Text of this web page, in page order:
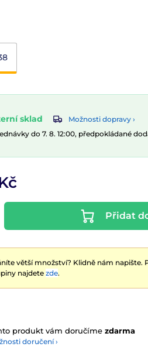
sklad
Možnosti dopravy ›
do 7. 8. 12:00, předpokládané
Přidat
větší množství? Klidně nám
najdete zde.
produkt vám doručíme zdarma
doručení ›